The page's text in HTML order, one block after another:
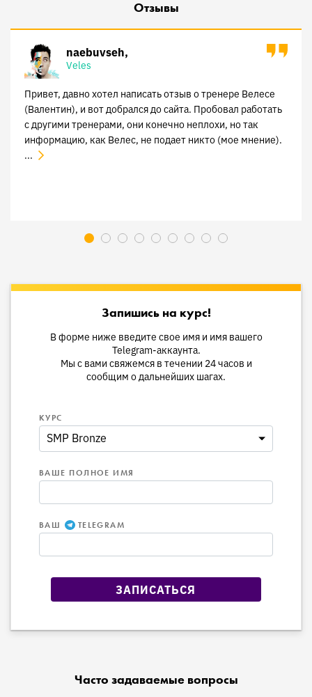
Отзывы
naebuvseh
Veles
Привет, давно хотел написать отзыв о тренере Велесе
(Валентин), и вот добрался до сайта. Пробовал работать
с другими тренерами, они конечно неплохи, но так
информацию, как Велес, не подает никто (мое мнение).
...
Запишись на курс!
В форме ниже введите свое имя и имя вашего
Telegram-аккаунта.
Мы с вами свяжемся в течении 24 часов и
сообщим о дальнейших шагах.
КУРС
ВАШЕ ПОЛНОЕ ИМЯ
ВАШ TELEGRAM
ЗАПИСАТЬСЯ
Часто задаваемые вопросы